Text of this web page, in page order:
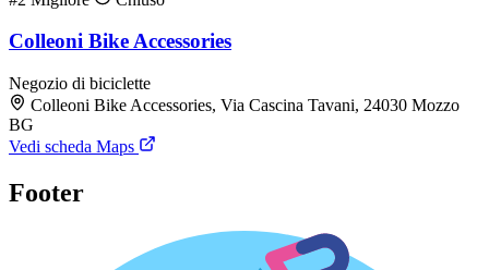
Colleoni Bike Accessories
Negozio di biciclette
Colleoni Bike Accessories, Via Cascina Tavani, 24030 Mozzo
BG
Vedi scheda Maps
Footer